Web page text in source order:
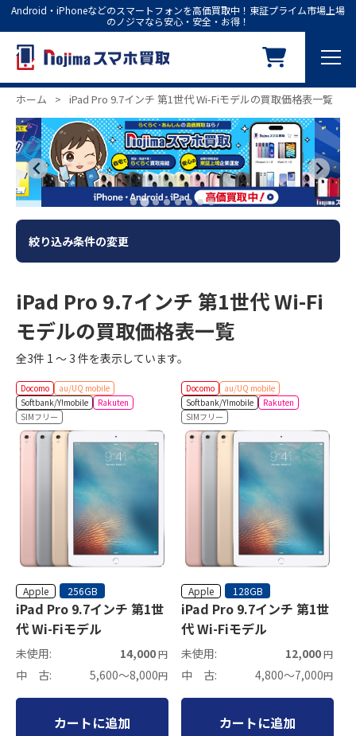
Android・iPhoneなどのスマートフォンを高価買取中！東証プライム市場上場
のノジマなら安心・安全・お得！
ホーム > iPad Pro 9.7インチ 第1世代 Wi-Fiモデルの買取価格表一覧
絞り込み条件の変更
iPad Pro 9.7インチ 第1世代 Wi-Fi
モデルの買取価格表一覧
全3件 1 ～ 3 件を表示しています。
Docomo
au/UQ mobile
Softbank/Y!mobile
Rakuten
SIMフリー
Apple 256GB
iPad Pro 9.7インチ 第1世
代 Wi-Fiモデル
未使用: 14,000円
中 古: 5,600～8,000円
カートに追加
Docomo
au/UQ mobile
Softbank/Y!mobile
Rakuten
SIMフリー
Apple 128GB
iPad Pro 9.7インチ 第1世
代 Wi-Fiモデル
未使用: 12,000円
中 古: 4,800～7,000円
カートに追加